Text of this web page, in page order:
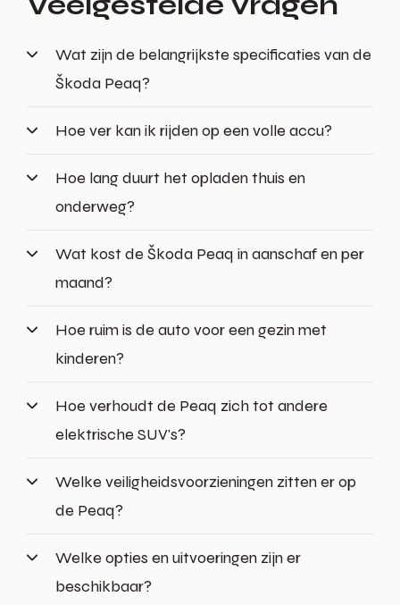
Wat zijn de belangrijkste specificaties van de
Škoda Peaq?
Hoe ver kan ik rijden op een volle accu?
Hoe lang duurt het opladen thuis en
onderweg?
Wat kost de Škoda Peaq in aanschaf en per
maand?
Hoe ruim is de auto voor een gezin met
kinderen?
Hoe verhoudt de Peaq zich tot andere
elektrische SUV's?
Welke veiligheidsvoorzieningen zitten er op
de Peaq?
Welke opties en uitvoeringen zijn er
beschikbaar?